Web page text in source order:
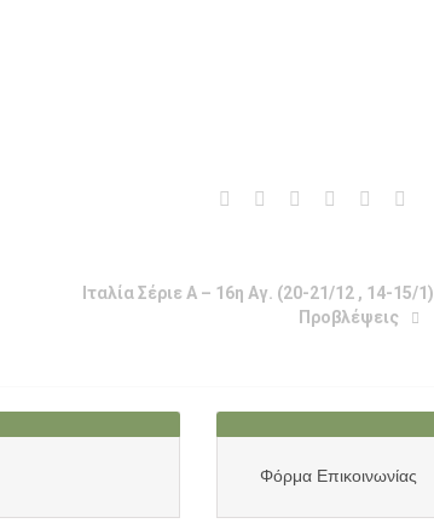
Ιταλία Σέριε Α – 16η Αγ. (20-21/12 , 14-15/1)
Προβλέψεις
Φόρμα Επικοινωνίας